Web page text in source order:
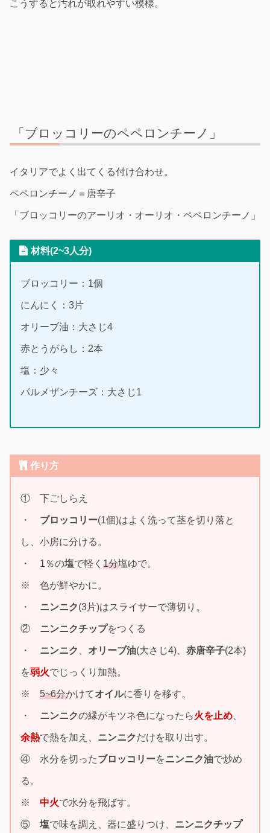
こうすると汚れが取れやすい模様。
「ブロッコリーのペペロンチーノ」
イタリアでよく出てくる付け合わせ。
ペペロンチーノ＝唐辛子
「ブロッコリーのアーリオ・オーリオ・ペペロンチーノ」
材料(2~3人分)
ブロッコリー：1個
にんにく：3片
オリーブ油：大さじ4
赤とうがらし：2本
塩：少々
パルメザンチーズ：大さじ1
作り方
① 下ごしらえ
・ ブロッコリー(1個)はよく洗って茎を切り落と
し、小房に分ける。
・ 1％の塩で軽く 1分塩ゆで。
※ 色が鮮やかに。
・ ニンニク(3片)はスライサーで薄切り。
② ニンニクチップをつくる
・ ニンニク オリーブ油(大さじ4)、 赤唐辛子(2本)
を弱火でじっくり加熱。
※ 5~6分かけてオイルに香りを移す。
・ ニンニクの縁がキツネ色になったら火を止め
余熱で熱を加え、 ニンニクだけを取り出す。
④ 水分を切ったブロッコリーをニンニク油で炒め
る。
※ 中火で水分を飛ばす。
⑤ 塩で味を調え、器に盛りつけ、 ニンニクチップ